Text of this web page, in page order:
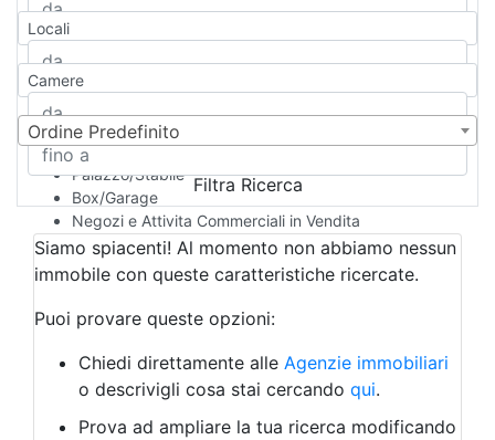
Attico/Mansarda
Rustico/Casale
Camera d'Albergo
Multiproprietà
Palazzo/Stabile
Box/Garage
Negozi e Attivita Commerciali in Vendita
Qualsiasi
Attività/Licenza Commerciale
Azienda Agricola
Bar/Ristorante
Albergo
Laboratorio Artigianale
Negozio/locale commerciale
Agriturismo
Locali
Camere
Ordine Predefinito
Filtra Ricerca
Siamo spiacenti! Al momento non abbiamo nessun
immobile con queste caratteristiche ricercate.
Puoi provare queste opzioni:
Chiedi direttamente alle Agenzie immobiliari
o descrivigli cosa stai cercando qui.
Prova ad ampliare la tua ricerca modificando